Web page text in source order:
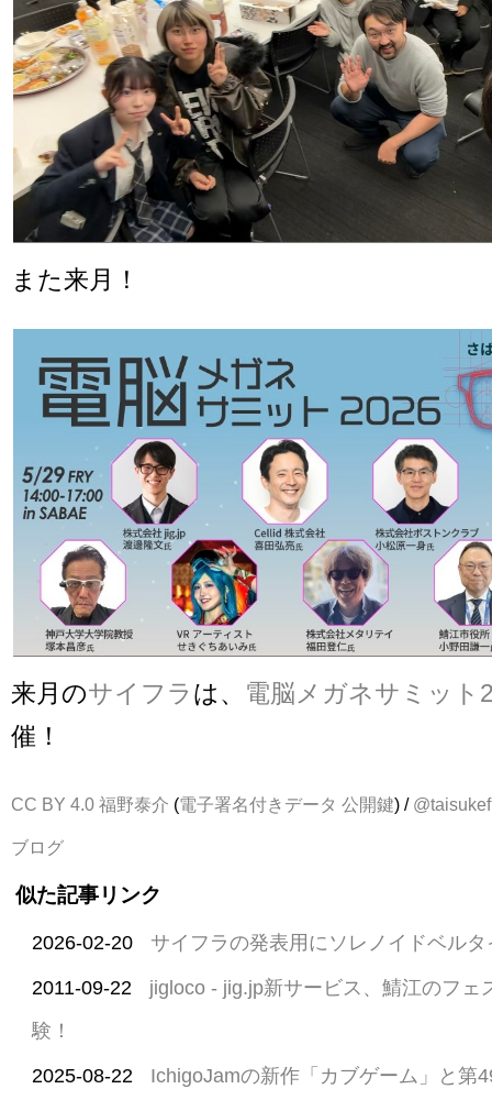
また来月！
来月のサイフラ は、 電脳メガネサミット
催！
CC BY 4.0 福野泰介 (電子署名付きデータ 公開鍵) / @taisukef
ブログ
似た記事リンク
2026-02-20 サイフラの発表用にソレノイドベル
2011-09-22
jigloco - jig.jp新サービス、鯖江のフェ
験！
2025-08-22 IchigoJamの新作「カブゲーム」と第